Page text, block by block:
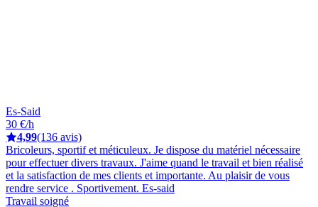
Es-Said
30 €/h
4,99(136 avis)
Bricoleurs, sportif et méticuleux. Je dispose du matériel nécessaire
pour effectuer divers travaux. J'aime quand le travail et bien réalisé
et la satisfaction de mes clients et importante. Au plaisir de vous
rendre service . Sportivement. Es-said
Travail soigné